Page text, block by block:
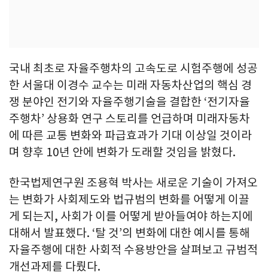
국내 최초로 자율주행차의 고속도로 시험주행에 성공
한 서울대 이경수 교수는 미래 자동차산업의 핵심 경
쟁 분야인 전기와 자율주행기술을 결합한 ‘전기자율
주행차’ 상용화 연구 스토리를 언급하며 미래자동차
에 따른 교통 변화와 파급효과가 기대 이상일 것이라
며 향후 10년 안에 변화가 도래할 것임을 밝혔다.
한국법제연구원 조용혁 박사는 새로운 기술이 가져오
는 변화가 사회제도와 법규범의 변화를 어떻게 이끌
게 되는지, 사회가 이를 어떻게 받아들여야 하는지에
대해서 발표했다. ‘탈 것’의 변화에 대한 예시를 통해
자율주행에 대한 사회적 수용방안을 살펴보고 규범적
개선과제를 다뤘다.